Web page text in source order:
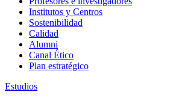
Institutos y Centros
Sostenibilidad
Calidad
Alumni
Canal Ético
Plan estratégico
Estudios